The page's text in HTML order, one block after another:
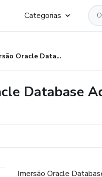
Categorias
Imersão Oracle Database Administration - Essential - Abril 2025
Database
Imersão Oracle